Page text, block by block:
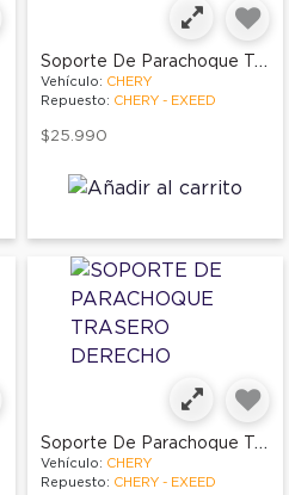
Soporte De Parachoque Trasero Derecho
Vehículo: CHERY
Repuesto: CHERY - EXEED
$25.990
Soporte De Parachoque Trasero Derecho
Vehículo: CHERY
Repuesto: CHERY - EXEED